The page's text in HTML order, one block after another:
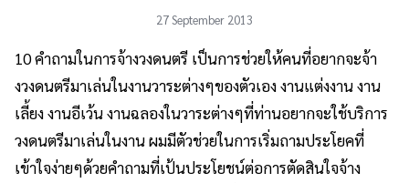
27 September 2013
10 คำถามในการจ้างวงดนตรี เป็นการช่วยให้คนที่อยากจะจ้า
งวงดนตรีมาเล่นในงานวาระต่างๆของตัวเอง งานแต่งงาน งาน
เลี้ยง งานอีเว้น งานฉลองในวาระต่างๆที่ท่านอยากจะใช้บริการ
วงดนตรีมาเล่นในงาน ผมมีตัวช่วยในการเริ่มถามประโยคที่
เข้าใจง่ายๆด้วยคำถามที่เป้นประโยชน์ต่อการตัดสินใจจ้าง